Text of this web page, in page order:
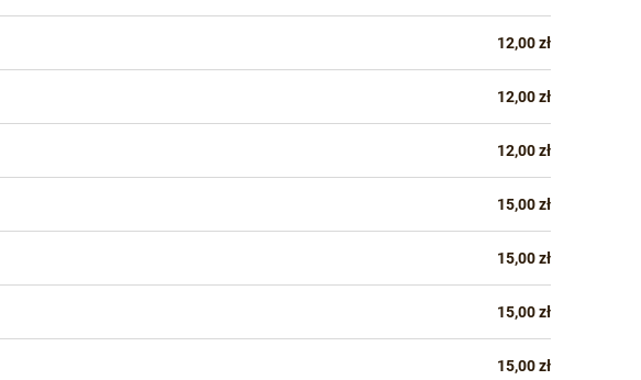
12,00 zł
12,00 zł
12,00 zł
15,00 zł
15,00 zł
15,00 zł
15,00 zł